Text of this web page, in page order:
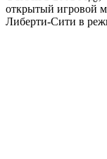
открытый игровой
Либерти-Сити в